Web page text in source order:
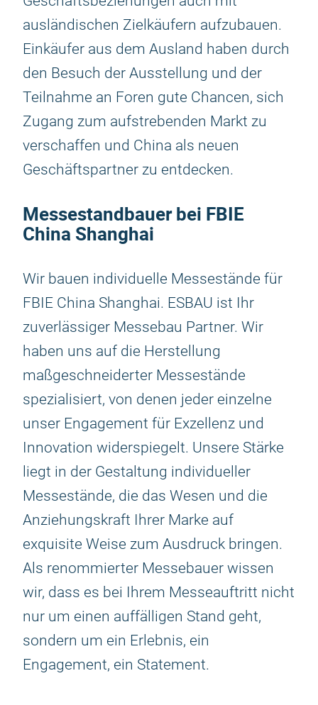
ausländischen Zielkäufern aufzubauen.
Einkäufer aus dem Ausland haben durch
den Besuch der Ausstellung und der
Teilnahme an Foren gute Chancen, sich
Zugang zum aufstrebenden Markt zu
verschaffen und China als neuen
Geschäftspartner zu entdecken.
Messestandbauer bei FBIE
China Shanghai
Wir bauen individuelle Messestände für
FBIE China Shanghai. ESBAU ist Ihr
zuverlässiger Messebau Partner. Wir
haben uns auf die Herstellung
maßgeschneiderter Messestände
spezialisiert, von denen jeder einzelne
unser Engagement für Exzellenz und
Innovation widerspiegelt. Unsere Stärke
liegt in der Gestaltung individueller
Messestände, die das Wesen und die
Anziehungskraft Ihrer Marke auf
exquisite Weise zum Ausdruck bringen.
Als renommierter Messebauer wissen
wir, dass es bei Ihrem Messeauftritt nicht
nur um einen auffälligen Stand geht,
sondern um ein Erlebnis, ein
Engagement, ein Statement.